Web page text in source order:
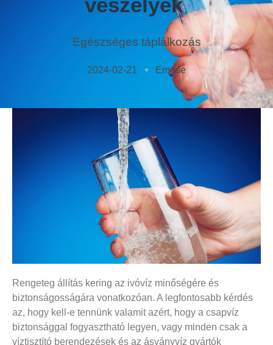
Egészséges táplálkozás
2024-02-21 Emese
Rengeteg állítás kering az ivóvíz minőségére és
biztonságosságára vonatkozóan. A legfontosabb kérdés
az, hogy kell-e tennünk valamit azért, hogy a csapvíz
biztonsággal fogyasztható legyen, vagy minden csak a
víztisztító berendezések és az ásványvíz gyártók